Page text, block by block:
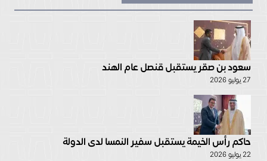
سعود بن صقر يستقبل قنصل عام الهند
27 يوليو 2026
حاكم رأس الخيمة يستقبل سفير النمسا لدى الدولة
22 يوليو 2026